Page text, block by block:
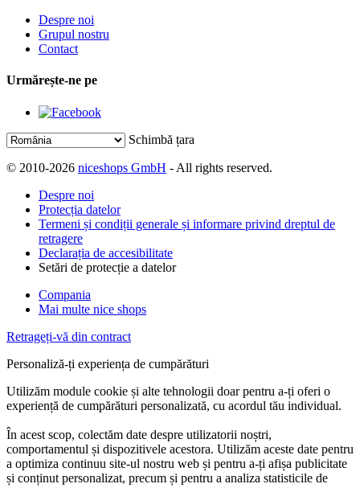
Despre noi
Grupul nostru
Contact
Urmărește-ne pe
Schimbă țara
© 2010-2026 niceshops GmbH - All rights reserved.
Despre noi
Protecția datelor
Termeni și condiții generale și informare privind dreptul de
retragere
Declarația de accesibilitate
Setări de protecție a datelor
Compania
Mai multe nice shops
Retrageți-vă din contract
Personaliză-ți experiența de cumpărături
Utilizăm module cookie și alte tehnologii doar pentru a-ți oferi o
experiență de cumpărături personalizată, cu acordul tău individual.
În acest scop, colectăm date despre utilizatorii noștri,
comportamentul și dispozitivele acestora. Utilizăm aceste date pentru
a optimiza continuu site-ul nostru web și pentru a-ți afișa publicitate
și conținut personalizat, precum și pentru a analiza statisticile de